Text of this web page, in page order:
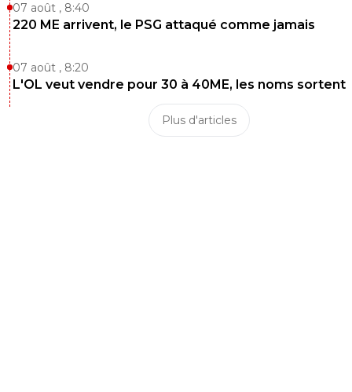
07 août , 8:40
220 ME arrivent, le PSG attaqué comme jamais
07 août , 8:20
L'OL veut vendre pour 30 à 40ME, les noms sortent
Plus d'articles